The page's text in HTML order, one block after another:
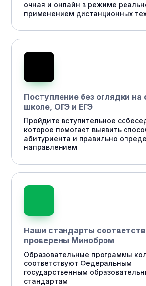
очная и онлайн в режиме
применением дистанционных
Поступление без оглядки на
школе, ОГЭ и ЕГЭ
Пройдите вступительное
которое помогает выявить
абитуриента и правильно
направлением
Наши стандарты
проверены Минобром
Образовательные программы
соответствуют Федеральным
государственным
стандартам